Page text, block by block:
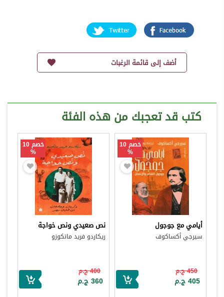
أضف إلى قائمة الرغبات
كتب قد تعجبك من هذه الفئة
خصم 10
%
أيامي مع جوجول
سيرجي أكساكوف
450 ج.م
405 ج.م
خصم 10
%
نص صعيدي ونص خواجة
ريكاردو فريد مانكوزو
400 ج.م
360 ج.م